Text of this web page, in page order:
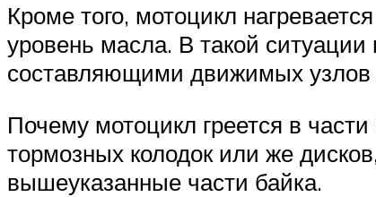
Кроме того, мотоцикл
уровень масла. В такой
составляющими движимых узлов
Почему мотоцикл греется в
тормозных колодок или же
вышеуказанные части байка.